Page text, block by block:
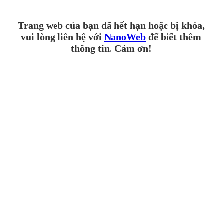
Trang web của bạn đã hết hạn hoặc bị khóa,
vui lòng liên hệ với NanoWeb để biết thêm
thông tin. Cảm ơn!